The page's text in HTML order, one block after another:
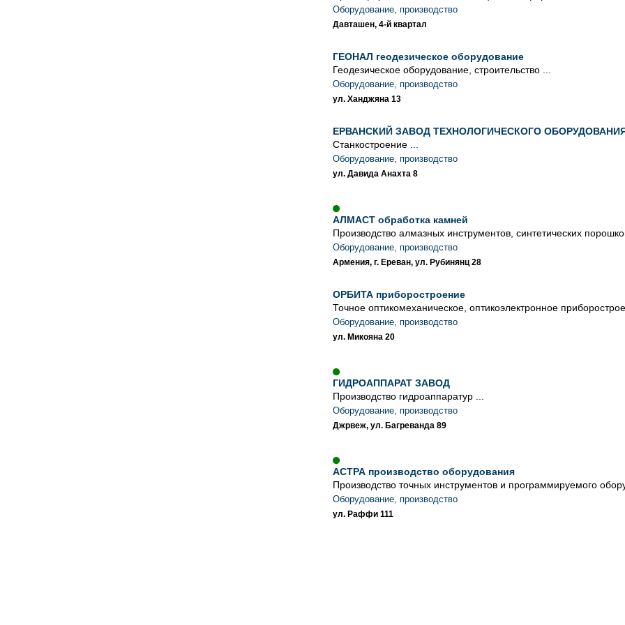
Оборудование, производство
Давташен, 4-й квартал
ГЕОНАЛ геодезическое оборудование
Геодезическое оборудование, строительство ...
Оборудование, производство
ул. Ханджяна 13
ЕРВАНСКИЙ ЗАВОД ТЕХНОЛОГИЧЕСКОГО
Станкостроение ...
Оборудование, производство
ул. Давида Анахта 8
АЛМАСТ обработка камней
Производство алмазных инструментов, синтетических
Оборудование, производство
Армения, г. Ереван, ул. Рубинянц 28
ОРБИТА приборостроение
Точное оптикомеханическое, оптикоэлектронное
Оборудование, производство
ул. Микояна 20
ГИДРОАППАРАТ ЗАВОД
Производство гидроаппаратур ...
Оборудование, производство
Джрвеж, ул. Багреванда 89
АСТРА производство оборудования
Производство точных инструментов и программируемого
Оборудование, производство
ул. Раффи 111